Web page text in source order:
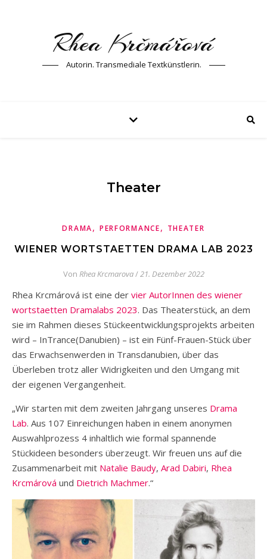
Rhea Krčmářová
Autorin. Transmediale Textkünstlerin.
Theater
DRAMA, PERFORMANCE, THEATER
WIENER WORTSTAETTEN DRAMA LAB 2023
Von Rhea Krcmarova/21. Dezember 2022
Rhea Krcmárová ist eine der vier AutorInnen des wiener
wortstaetten Dramalabs 2023. Das Theaterstück, an dem
sie im Rahmen dieses Stückeentwicklungsprojekts arbeiten
wird – InTrance(Danubien) – ist ein Fünf-Frauen-Stück über
das Erwachsenwerden in Transdanubien, über das
Überleben trotz aller Widrigkeiten und den Umgang mit
der eigenen Vergangenheit.
„Wir starten mit dem zweiten Jahrgang unseres Drama
Lab. Aus 107 Einreichungen haben in einem anonymen
Auswahlprozess 4 inhaltlich wie formal spannende
Stückideen besonders überzeugt. Wir freuen uns auf die
Zusammenarbeit mit Natalie Baudy, Arad Dabiri, Rhea
Krcmárová und Dietrich Machmer.“